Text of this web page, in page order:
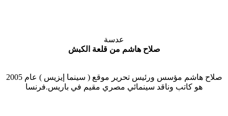
عدسة
صلاح هاشم من قلعة الكبش
صلاح هاشم مؤسس ورئيس تحرير موقع ( سينما إيزيس ) عام 2005
هو كاتب وناقد سينمائي مصري مقيم في باريس.فرنسا